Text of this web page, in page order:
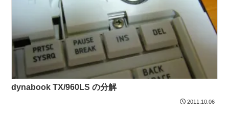
dynabook TX/960LS の分解
2011.10.06